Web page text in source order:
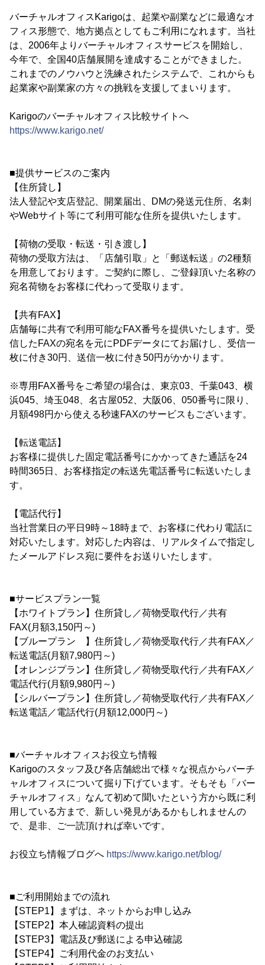
バーチャルオフィスKarigoは、起業や副業などに最適なオ
フィス形態で、地方拠点としてもご利用になれます。当社
は、2006年よりバーチャルオフィスサービスを開始し、
今年で、全国40店舗展開を達成することができました。
これまでのノウハウと洗練されたシステムで、これからも
起業家や副業家の方々の挑戦を支援してまいります。
Karigoのバーチャルオフィス比較サイトへ
https://www.karigo.net/
■提供サービスのご案内
【住所貸し】
法人登記や支店登記、開業届出、DMの発送元住所、名刺
やWebサイト等にて利用可能な住所を提供いたします。
【荷物の受取・転送・引き渡し】
荷物の受取方法は、「店舗引取」と「郵送転送」の2種類
を用意しております。ご契約に際し、ご登録頂いた名称の
宛名荷物をお客様に代わって受取ります。
【共有FAX】
店舗毎に共有で利用可能なFAX番号を提供いたします。受
信したFAXの宛名を元にPDFデータにてお届けし、受信一
枚に付き30円、送信一枚に付き50円がかかります。
※専用FAX番号をご希望の場合は、東京03、千葉043、横
浜045、埼玉048、名古屋052、大阪06、050番号に限り、
月額498円から使える秒速FAXのサービスもございます。
【転送電話】
お客様に提供した固定電話番号にかかってきた通話を24
時間365日、お客様指定の転送先電話番号に転送いたしま
す。
【電話代行】
当社営業日の平日9時～18時まで、お客様に代わり電話に
対応いたします。対応した内容は、リアルタイムで指定し
たメールアドレス宛に要件をお送りいたします。
■サービスプラン一覧
【ホワイトプラン】住所貸し／荷物受取代行／共有
FAX(月額3,150円～)
【ブループラン 】住所貸し／荷物受取代行／共有FAX／
転送電話(月額7,980円～)
【オレンジプラン】住所貸し／荷物受取代行／共有FAX／
電話代行(月額9,980円～)
【シルバープラン】住所貸し／荷物受取代行／共有FAX／
転送電話／電話代行(月額12,000円～)
■バーチャルオフィスお役立ち情報
Karigoのスタッフ及び各店舗総出で様々な視点からバーチ
ャルオフィスについて掘り下げています。そもそも「バー
チャルオフィス」なんて初めて聞いたという方から既に利
用している方まで、新しい発見があるかもしれませんの
で、是非、ご一読頂ければ幸いです。
お役立ち情報ブログへ https://www.karigo.net/blog/
■ご利用開始までの流れ
【STEP1】まずは、ネットからお申し込み
【STEP2】本人確認資料の提出
【STEP3】電話及び郵送による申込確認
【STEP4】ご利用代金のお支払い